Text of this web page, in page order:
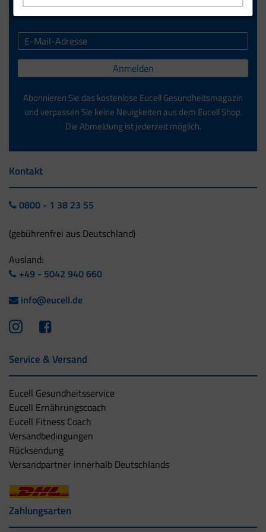
Anmelden
Abonnieren Sie das kostenlose Eucell Gesundheitsmagazin
und verpassen Sie keine Neuigkeiten aus dem Eucell Shop.
Die Abmeldung ist jederzeit möglich.
Kontakt
0800 - 1 38 23 55
(gebührenfrei aus Deutschland)
Ausland:
+49 - 5042 940 660
info@eucell.de
Service & Versand
Eucell Gesundheitsservice
Eucell Ernährungscoach
Eucell Fitness Coach
Versandbedingungen
Rücksendung
Versandpartner innerhalb Deutschlands
Zahlungsarten